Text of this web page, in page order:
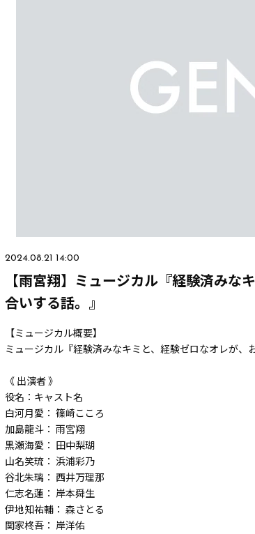
2024.08.21 14:00
【雨宮翔】ミュージカル『経験済みな
合いする話。』
【ミュージカル概要】
ミュージカル『経験済みなキミと、経験ゼロなオレが、
《 出演者 》
役名：キャスト名
白河月愛： 篠崎こころ
加島龍斗： 雨宮翔
黒瀬海愛： 田中梨瑚
山名笑琉： 浜浦彩乃
谷北朱璃： 西井万理那
仁志名蓮： 岸本舜生
伊地知祐輔： 森さとる
関家柊吾： 岸洋佑